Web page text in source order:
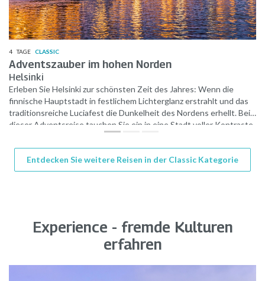
4 TAGE CLASSIC
Adventszauber im hohen Norden
Helsinki
Erleben Sie Helsinki zur schönsten Zeit des Jahres: Wenn die
finnische Hauptstadt in festlichem Lichterglanz erstrahlt und das
traditionsreiche Luciafest die Dunkelheit des Nordens erhellt. Bei
dieser Adventsreise tauchen Sie ein in eine Stadt voller Kontraste
des Weihnachtsmarkts auf dem Senatsplatz und der einzigartigen
Ruhe der nordischen Winterlandschaft. Eine Reise, die Leib und
Seele mit Weihnachtsmagie verzaubert.
Entdecken Sie weitere Reisen in der Classic Kategorie
Experience - fremde Kulturen
erfahren